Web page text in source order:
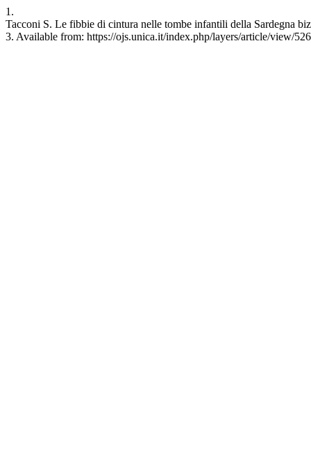
1.
Tacconi S. Le fibbie di cintura nelle tombe infantili della Sardegna
3. Available from: https://ojs.unica.it/index.php/layers/article/view/